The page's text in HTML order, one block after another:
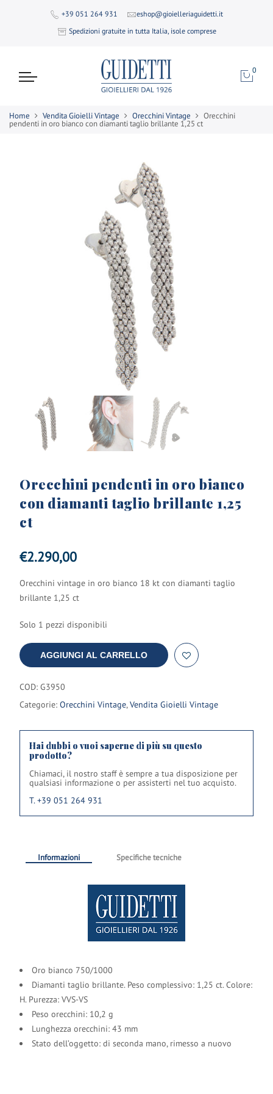
+39 051 264 931
eshop@gioielleriaguidetti.it
Spedizioni gratuite in tutta Italia, isole comprese
0
Home Vendita Gioielli Vintage Orecchini Vintage Orecchini
pendenti in oro bianco con diamanti taglio brillante 1,25 ct
Orecchini pendenti in oro bianco
con diamanti taglio brillante 1,25
ct
€2.290,00
Orecchini vintage in oro bianco 18 kt con diamanti taglio
brillante 1,25 ct
Solo 1 pezzi disponibili
AGGIUNGI AL CARRELLO
COD: G3950
Categorie: Orecchini Vintage,Vendita Gioielli Vintage
Hai dubbi o vuoi saperne di più su questo
prodotto?
Chiamaci, il nostro staff è sempre a tua disposizione per
qualsiasi informazione o per assisterti nel tuo acquisto.
T. +39 051 264 931
Informazioni Specifiche tecniche
Oro bianco 750/1000
Diamanti taglio brillante. Peso complessivo: 1,25 ct. Colore:
H. Purezza: VVS-VS
Peso orecchini: 10,2 g
Lunghezza orecchini: 43 mm
Stato dell’oggetto: di seconda mano, rimesso a nuovo